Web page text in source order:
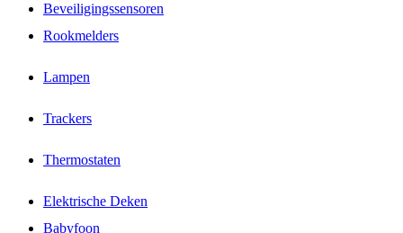
Beveiligingssensoren
Rookmelders
Lampen
Trackers
Thermostaten
Elektrische Deken
Babyfoon